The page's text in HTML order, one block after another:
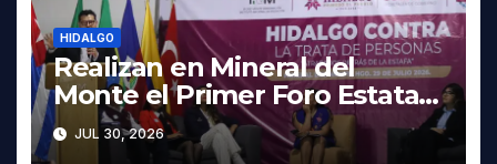
HIDALGO
Realizan en Mineral del
Monte el Primer Foro Estatal
contra la Trata de Personas
JUL 30, 2026